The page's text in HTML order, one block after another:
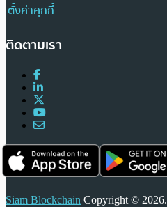
ตั้งค่าคุกกี้
ติดตามเรา
Siam Blockchain Copyright © 2026.